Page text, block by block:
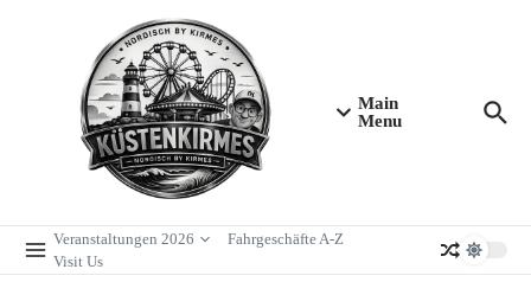
Main
Menu
Veranstaltungen 2026
Fahrgeschäfte A-Z
Visit Us